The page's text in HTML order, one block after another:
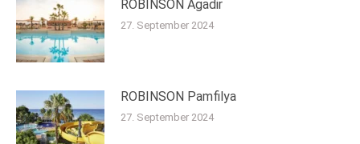
ROBINSON Agadir
27. September 2024
ROBINSON Pamfilya
27. September 2024